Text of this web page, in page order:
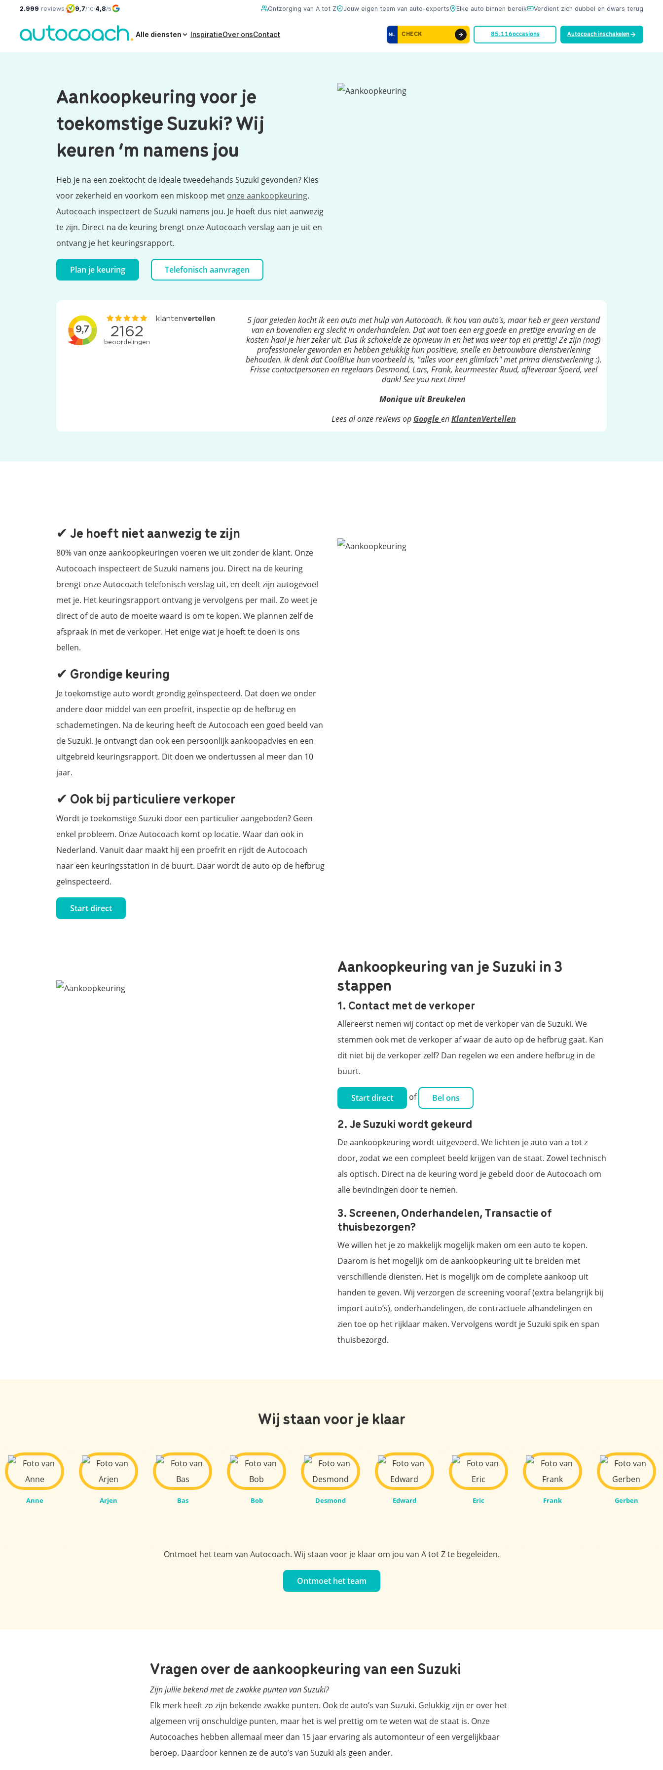
2.999 reviews· 9,7/10·4,8/5 Ontzorging van A tot Z Jouw eigen team van auto-experts Elke auto binnen bereik Verdient zich dubbel en dwars terug
Alle diensten InspiratieOver onsContact NL 85.116occasions Autocoach inschakelen
Aankoopkeuring voor je
toekomstige Suzuki? Wij
keuren ‘m namens jou
Heb je na een zoektocht de ideale tweedehands Suzuki gevonden? Kies
voor zekerheid en voorkom een miskoop met onze aankoopkeuring.
Autocoach inspecteert de Suzuki namens jou. Je hoeft dus niet aanwezig
te zijn. Direct na de keuring brengt onze Autocoach verslag aan je uit en
ontvang je het keuringsrapport.
Plan je keuring Telefonisch aanvragen
5 jaar geleden kocht ik een auto met hulp van Autocoach. Ik hou van auto's, maar heb er geen verstand
van en bovendien erg slecht in onderhandelen. Dat wat toen een erg goede en prettige ervaring en de
kosten haal je hier zeker uit. Dus ik schakelde ze opnieuw in en het was weer top en prettig! Ze zijn (nog)
professioneler geworden en hebben gelukkig hun positieve, snelle en betrouwbare dienstverlening
behouden. Ik denk dat CoolBlue hun voorbeeld is, "alles voor een glimlach" met prima dienstverlening :).
Frisse contactpersonen en regelaars Desmond, Lars, Frank, keurmeester Ruud, afleveraar Sjoerd, veel
dank! See you next time!
Monique uit Breukelen
Lees al onze reviews op GoogleenKlantenVertellen
✔ Je hoeft niet aanwezig te zijn
80% van onze aankoopkeuringen voeren we uit zonder de klant. Onze
Autocoach inspecteert de Suzuki namens jou. Direct na de keuring
brengt onze Autocoach telefonisch verslag uit, en deelt zijn autogevoel
met je. Het keuringsrapport ontvang je vervolgens per mail. Zo weet je
direct of de auto de moeite waard is om te kopen. We plannen zelf de
afspraak in met de verkoper. Het enige wat je hoeft te doen is ons
bellen.
✔ Grondige keuring
Je toekomstige auto wordt grondig geïnspecteerd. Dat doen we onder
andere door middel van een proefrit, inspectie op de hefbrug en
schademetingen. Na de keuring heeft de Autocoach een goed beeld van
de Suzuki. Je ontvangt dan ook een persoonlijk aankoopadvies en een
uitgebreid keuringsrapport. Dit doen we ondertussen al meer dan 10
jaar.
✔ Ook bij particuliere verkoper
Wordt je toekomstige Suzuki door een particulier aangeboden? Geen
enkel probleem. Onze Autocoach komt op locatie. Waar dan ook in
Nederland. Vanuit daar maakt hij een proefrit en rijdt de Autocoach
naar een keuringsstation in de buurt. Daar wordt de auto op de hefbrug
geïnspecteerd.
Start direct
Aankoopkeuring van je Suzuki in 3
stappen
1. Contact met de verkoper
Allereerst nemen wij contact op met de verkoper van de Suzuki. We
stemmen ook met de verkoper af waar de auto op de hefbrug gaat. Kan
dit niet bij de verkoper zelf? Dan regelen we een andere hefbrug in de
buurt.
Start direct of Bel ons
2. Je Suzuki wordt gekeurd
De aankoopkeuring wordt uitgevoerd. We lichten je auto van a tot z
door, zodat we een compleet beeld krijgen van de staat. Zowel technisch
als optisch. Direct na de keuring word je gebeld door de Autocoach om
alle bevindingen door te nemen.
3. Screenen, Onderhandelen, Transactie of
thuisbezorgen?
We willen het je zo makkelijk mogelijk maken om een auto te kopen.
Daarom is het mogelijk om de aankoopkeuring uit te breiden met
verschillende diensten. Het is mogelijk om de complete aankoop uit
handen te geven. Wij verzorgen de screening vooraf (extra belangrijk bij
import auto’s), onderhandelingen, de contractuele afhandelingen en
zien toe op het rijklaar maken. Vervolgens wordt je Suzuki spik en span
thuisbezorgd.
Wij staan voor je klaar
Anne Arjen Bas Bob Desmond Edward Eric Frank Gerben
Ontmoet het team van Autocoach. Wij staan voor je klaar om jou van A tot Z te begeleiden.
Ontmoet het team
Vragen over de aankoopkeuring van een Suzuki
Zijn jullie bekend met de zwakke punten van Suzuki?
Elk merk heeft zo zijn bekende zwakke punten. Ook de auto’s van Suzuki. Gelukkig zijn er over het
algemeen vrij onschuldige punten, maar het is wel prettig om te weten wat de staat is. Onze
Autocoaches hebben allemaal meer dan 15 jaar ervaring als automonteur of een vergelijkbaar
beroep. Daardoor kennen ze de auto’s van Suzuki als geen ander.